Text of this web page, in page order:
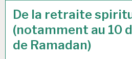
De la retraite
(notamment au 10
de Ramadan)